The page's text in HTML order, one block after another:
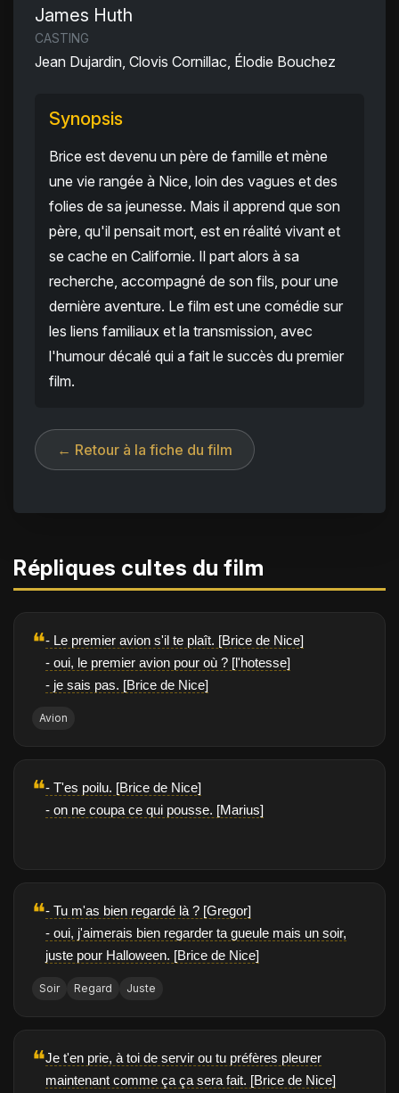
James Huth
CASTING
Jean Dujardin, Clovis Cornillac, Élodie Bouchez
Synopsis
Brice est devenu un père de famille et mène
une vie rangée à Nice, loin des vagues et des
folies de sa jeunesse. Mais il apprend que son
père, qu'il pensait mort, est en réalité vivant et
se cache en Californie. Il part alors à sa
recherche, accompagné de son fils, pour une
dernière aventure. Le film est une comédie sur
les liens familiaux et la transmission, avec
l'humour décalé qui a fait le succès du premier
film.
← Retour à la fiche du film
Répliques cultes du film
❝- Le premier avion s'il te plaît. [Brice de Nice]
- oui, le premier avion pour où ? [l'hotesse]
- je sais pas. [Brice de Nice]
Avion
❝- T'es poilu. [Brice de Nice]
- on ne coupa ce qui pousse. [Marius]
❝- Tu m'as bien regardé là ? [Gregor]
- oui, j'aimerais bien regarder ta gueule mais un soir,
juste pour Halloween. [Brice de Nice]
Soir Regard Juste
❝Je t'en prie, à toi de servir ou tu préfères pleurer
maintenant comme ça ça sera fait. [Brice de Nice]